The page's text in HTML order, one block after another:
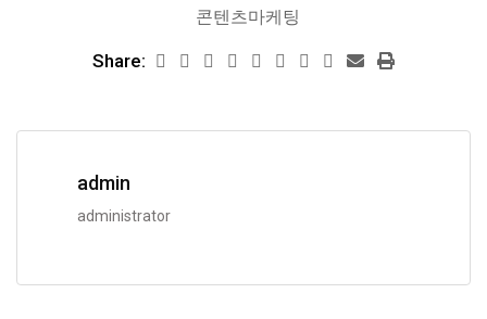
콘텐츠마케팅
Share:
admin
administrator